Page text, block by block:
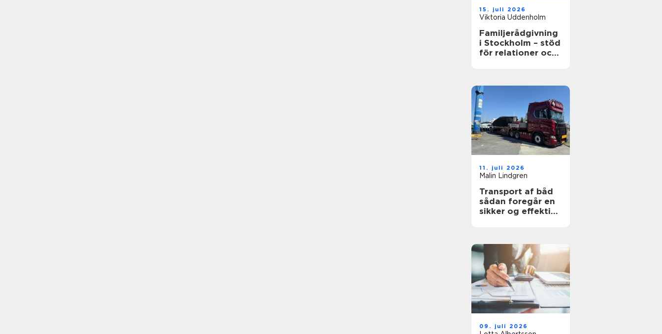
15. juli 2026
Viktoria Uddenholm
Familjerådgivning
i Stockholm – stöd
för relationer och
11. juli 2026
Malin Lindgren
Transport af båd
sådan foregår en
sikker og effektiv
09. juli 2026